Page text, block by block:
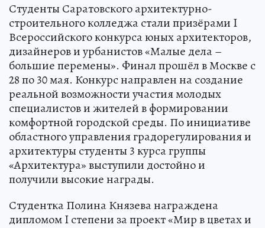
Студенты Саратовского архитектурно-
строительного колледжа стали призёрами I
Всероссийского конкурса юных архитекторов,
дизайнеров и урбанистов «Малые дела –
большие перемены». Финал прошёл в Москве с
28 по 30 мая. Конкурс направлен на создание
реальной возможности участия молодых
специалистов и жителей в формировании
комфортной городской среды. По инициативе
областного управления градорегулирования и
архитектуры студенты 3 курса группы
«Архитектура» выступили достойно и
получили высокие награды.
Студентка Полина Князева награждена
дипломом I степени за проект «Мир в цветах и